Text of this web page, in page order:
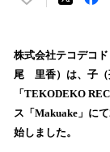
い
！
数
を
読
込
株式会社テコデコ
尾 里香）は、子（
「TEKODEKO
ス「Makuake」に
始しました。